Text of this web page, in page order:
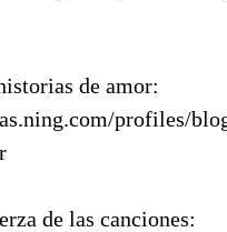
de amor:
profiles/
de las canciones: